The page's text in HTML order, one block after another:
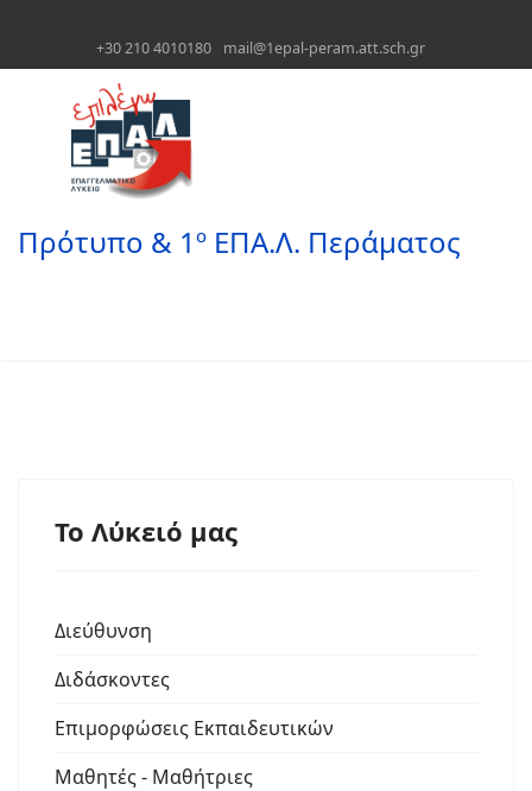
+30 210 4010180 mail@1epal-peram.att.sch.gr
Πρότυπο & 1º ΕΠΑ.Λ. Περάματος
Το Λύκειό μας
Διεύθυνση
Διδάσκοντες
Επιμορφώσεις Εκπαιδευτικών
Μαθητές - Μαθήτριες